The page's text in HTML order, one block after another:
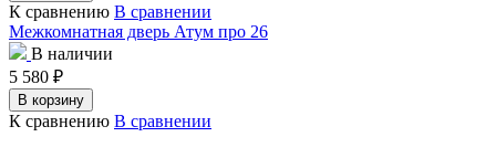
К сравнению В сравнении
Межкомнатная дверь Атум про 26
В наличии
5 580 ₽
В корзину
К сравнению В сравнении